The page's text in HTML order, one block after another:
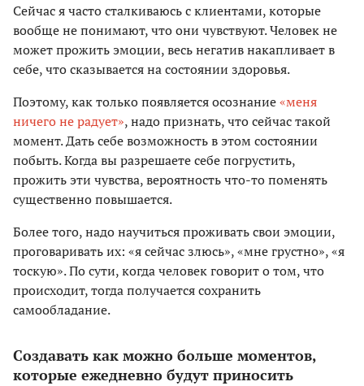
Сейчас я часто сталкиваюсь с клиентами, которые
вообще не понимают, что они чувствуют. Человек не
может прожить эмоции, весь негатив накапливает в
себе, что сказывается на состоянии здоровья.
Поэтому, как только появляется осознание«меня
ничего не радует», надо признать, что сейчас такой
момент. Дать себе возможность в этом состоянии
побыть. Когда вы разрешаете себе погрустить,
прожить эти чувства, вероятность что-то поменять
существенно повышается.
Более того, надо научиться проживать свои эмоции,
проговаривать их: «я сейчас злюсь», «мне грустно», «я
тоскую». По сути, когда человек говорит о том, что
происходит, тогда получается сохранить
самообладание.
Создавать как можно больше моментов,
которые ежедневно будут приносить